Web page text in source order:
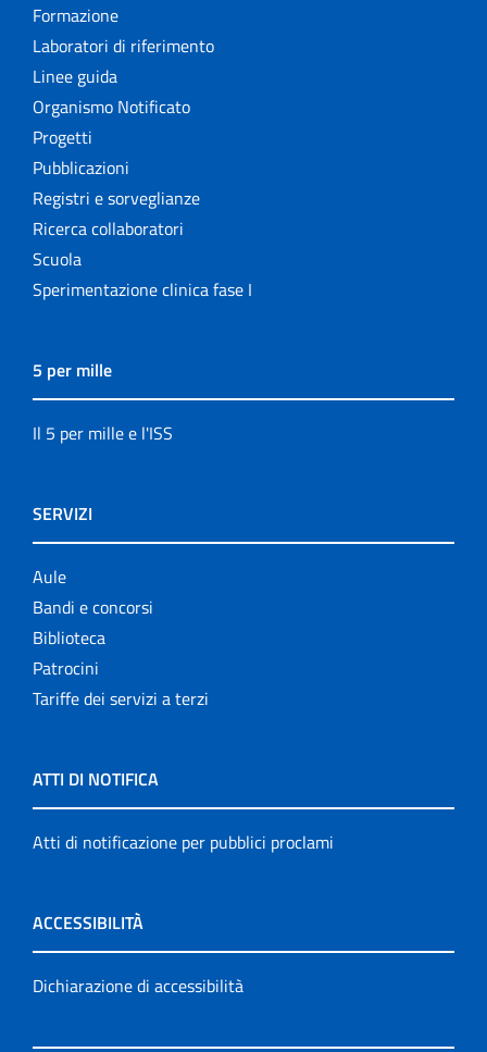
Formazione
Laboratori di riferimento
Linee guida
Organismo Notificato
Progetti
Pubblicazioni
Registri e sorveglianze
Ricerca collaboratori
Scuola
Sperimentazione clinica fase I
5 per mille
Il 5 per mille e l'ISS
SERVIZI
Aule
Bandi e concorsi
Biblioteca
Patrocini
Tariffe dei servizi a terzi
ATTI DI NOTIFICA
Atti di notificazione per pubblici proclami
ACCESSIBILITÀ
Dichiarazione di accessibilità